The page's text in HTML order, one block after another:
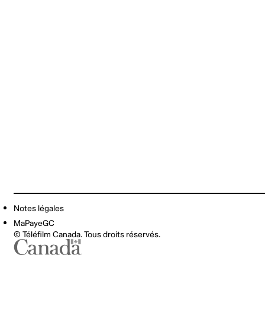
Notes légales
MaPayeGC
© Téléfilm Canada. Tous droits réservés.